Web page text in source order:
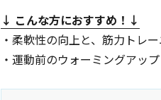
↓ こんな方におすすめ ！↓
・柔軟性の向上と、筋力トレ
・運動前のウォーミングアップ